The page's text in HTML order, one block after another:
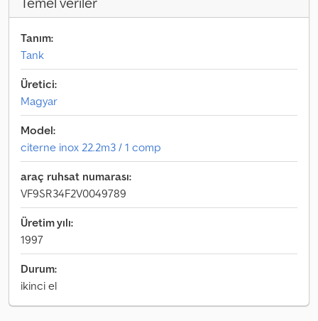
Tanım:
Tank
Üretici:
Magyar
Model:
citerne inox 22.2m3 / 1 comp
araç ruhsat numarası:
VF9SR34F2V0049789
Üretim yılı:
1997
Durum:
ikinci el